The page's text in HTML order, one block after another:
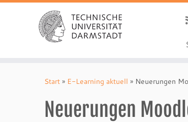
Start » E-Learning aktuell » Neuerungen
Neuerungen